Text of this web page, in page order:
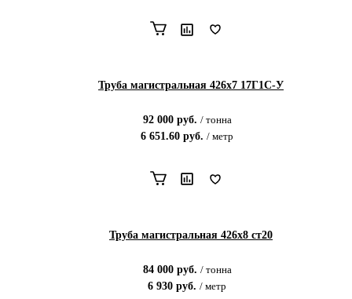
Труба магистральная 426х7 17Г1С-У
92 000руб. / тонна
6 651.60 руб. / метр
Труба магистральная 426х8 ст20
84 000руб. / тонна
6 930 руб. / метр